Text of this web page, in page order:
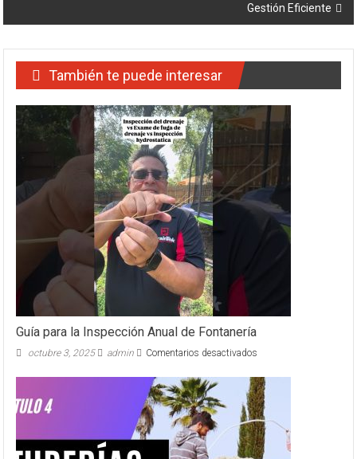
Gestión Eficiente
También te puede interesar
Guía para la Inspección Anual de Fontanería
octubre 3, 2025 admin Comentarios desactivados
para
la
Inspección
Anual
de
Fontanería